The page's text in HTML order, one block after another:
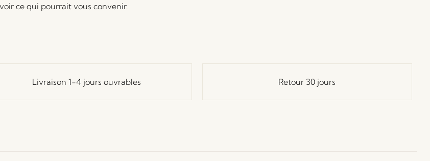
ce qui pourrait vous convenir.
Livraison 1-4 jours ouvrables Retour 30 jours